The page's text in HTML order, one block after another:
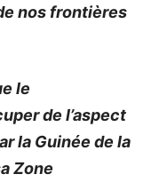
nos frontières
le
de l’aspect
la Guinée de la
Zone